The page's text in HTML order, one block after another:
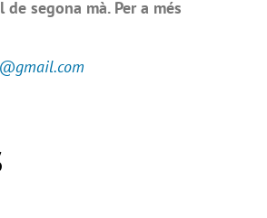
segona mà. Per a més